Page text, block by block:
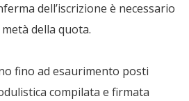
dell’iscrizione è necessario
della quota.
fino ad esaurimento posti
compilata e firmata